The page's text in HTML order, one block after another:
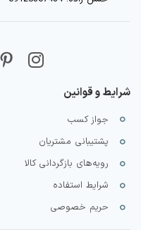
شرایط و قوانین
جواز کسب
پشتیبانی مشتریان
رویه‌های بازگردانی کالا
شرایط استفاده
حریم خصوصی